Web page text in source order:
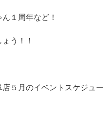
１周年など！
う！！
５月のイベントスケジュー